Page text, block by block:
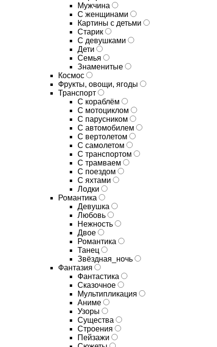
Мужчина
С женщинами
Картины с детьми
Старик
С девушками
Дети
Семья
Знаменитые
Космос
Фрукты, овощи, ягоды
Транспорт
С кораблём
С мотоциклом
С парусником
С автомобилем
С вертолетом
С самолетом
С транспортом
С трамваем
С поездом
С яхтами
Лодки
Романтика
Девушка
Любовь
Нежность
Двое
Романтика
Танец
Звёздная_ночь
Фантазия
Фантастика
Сказочное
Мультипликация
Аниме
Узоры
Существа
Строения
Пейзажи